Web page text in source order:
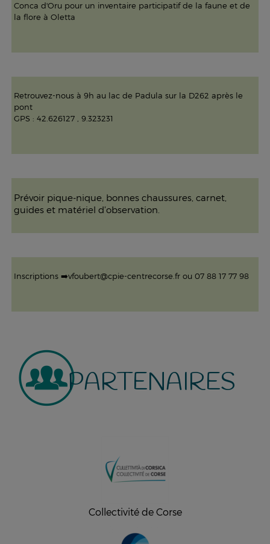
Conca d'Oru pour un inventaire participatif de la faune et de
la flore à Oletta
Retrouvez-nous à 9h au lac de Padula sur la D262 après le
pont
GPS : 42.626127 , 9.323231
Prévoir pique-nique, bonnes chaussures, carnet,
guides et matériel d’observation.
Inscriptions ➡️vfoubert@cpie-centrecorse.fr ou 07 88 17 77 98
PARTENAIRES
Collectivité de Corse